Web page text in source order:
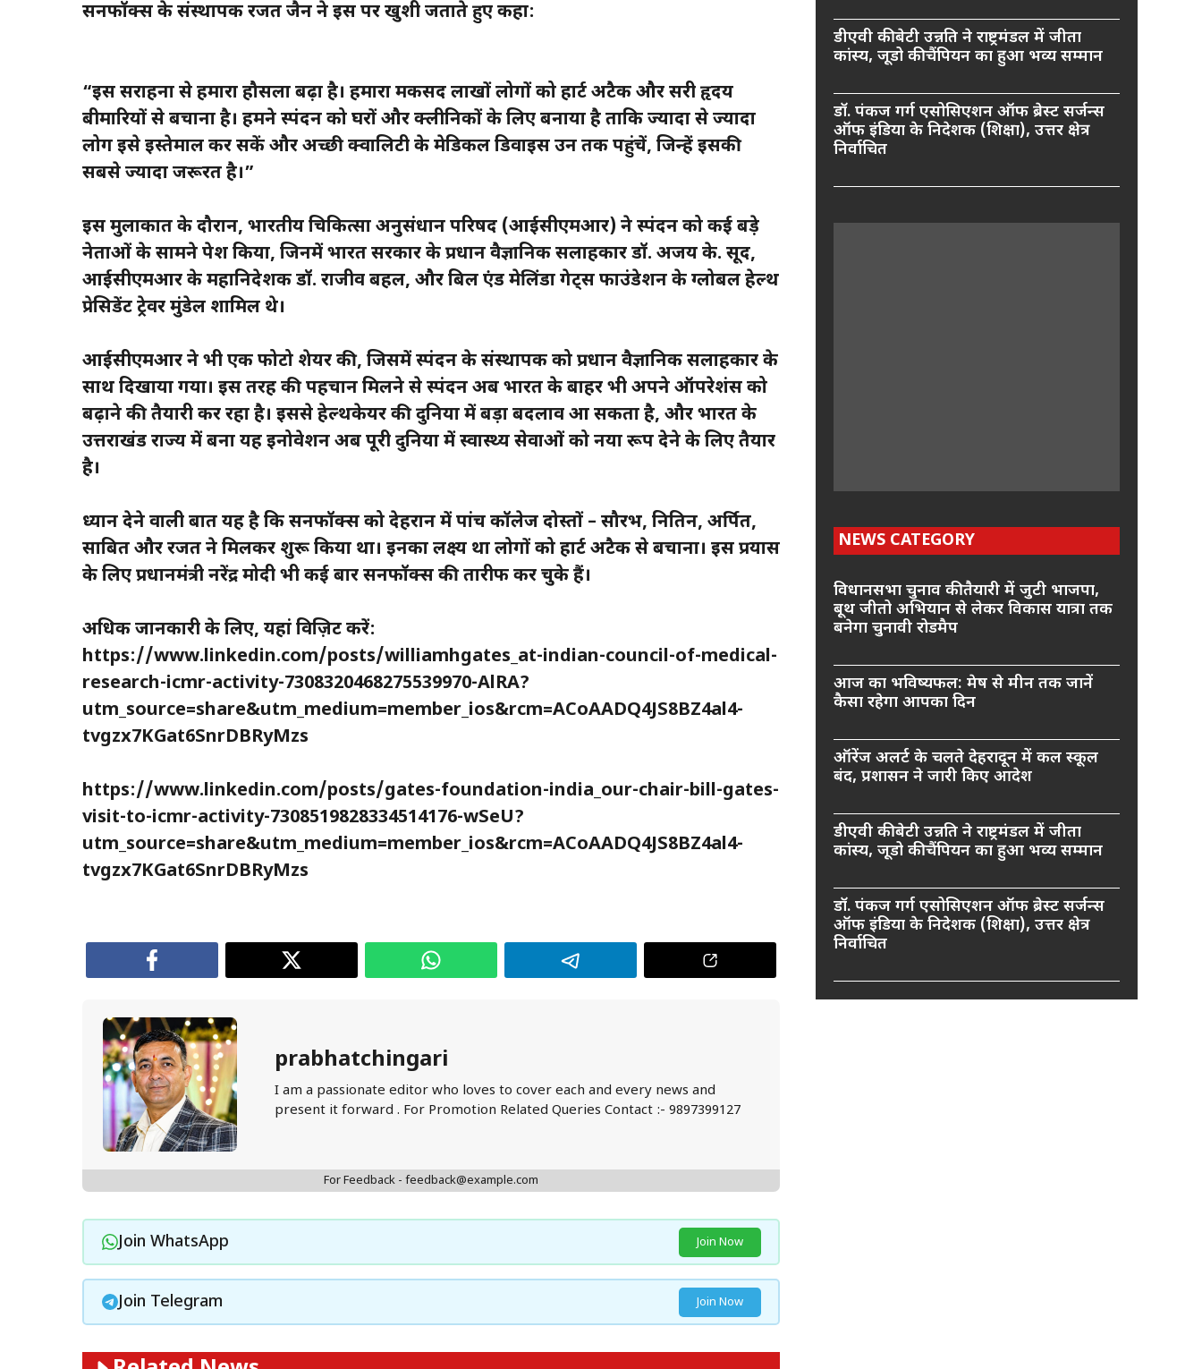
सनफॉक्स के संस्थापक रजत जैन ने इस पर खुशी जताते हुए कहा:
“इस सराहना से हमारा हौसला बढ़ा है। हमारा मकसद लाखों लोगों को हार्ट अटैक और दूसरी हृदय
बीमारियों से बचाना है। हमने स्पंदन को घरों और क्लीनिकों के लिए बनाया है ताकि ज्यादा से ज्यादा
लोग इसे इस्तेमाल कर सकें और अच्छी क्वालिटी के मेडिकल डिवाइस उन तक पहुंचें, जिन्हें इसकी
सबसे ज्यादा जरूरत है।”
इस मुलाकात के दौरान, भारतीय चिकित्सा अनुसंधान परिषद (आईसीएमआर) ने स्पंदन को कई बड़े
नेताओं के सामने पेश किया, जिनमें भारत सरकार के प्रधान वैज्ञानिक सलाहकार डॉ. अजय के. सूद,
आईसीएमआर के महानिदेशक डॉ. राजीव बहल, और बिल एंड मेलिंडा गेट्स फाउंडेशन के ग्लोबल हेल्थ
प्रेसिडेंट ट्रेवर मुंडेल शामिल थे।
आईसीएमआर ने भी एक फोटो शेयर की, जिसमें स्पंदन के संस्थापक को प्रधान वैज्ञानिक सलाहकार के
साथ दिखाया गया। इस तरह की पहचान मिलने से स्पंदन अब भारत के बाहर भी अपने ऑपरेशंस को
बढ़ाने की तैयारी कर रहा है। इससे हेल्थकेयर की दुनिया में बड़ा बदलाव आ सकता है, और भारत के
उत्तराखंड राज्य में बना यह इनोवेशन अब पूरी दुनिया में स्वास्थ्य सेवाओं को नया रूप देने के लिए तैयार
है।
ध्यान देने वाली बात यह है कि सनफॉक्स को देहरादून में पांच कॉलेज दोस्तों – सौरभ, नितिन, अर्पित,
साबित और रजत ने मिलकर शुरू किया था। इनका लक्ष्य था लोगों को हार्ट अटैक से बचाना। इस प्रयास
के लिए प्रधानमंत्री नरेंद्र मोदी भी कई बार सनफॉक्स की तारीफ कर चुके हैं।
अधिक जानकारी के लिए, यहां विज़िट करें:
https://www.linkedin.com/posts/williamhgates_at-indian-council-of-medical-
research-icmr-activity-7308320468275539970-AlRA?
utm_source=share&utm_medium=member_ios&rcm=ACoAADQ4JS8BZ4al4-
tvgzx7KGat6SnrDBRyMzs
https://www.linkedin.com/posts/gates-foundation-india_our-chair-bill-gates-
visit-to-icmr-activity-7308519828334514176-wSeU?
utm_source=share&utm_medium=member_ios&rcm=ACoAADQ4JS8BZ4al4-
tvgzx7KGat6SnrDBRyMzs
prabhatchingari
I am a passionate editor who loves to cover each and every news and
present it forward . For Promotion Related Queries Contact :- 9897399127
For Feedback - feedback@example.com
Join WhatsApp Join Now
Join Telegram Join Now
डीएवी की बेटी उन्नति ने राष्ट्रमंडल में जीता
कांस्य, जूडो की चैंपियन का हुआ भव्य सम्मान
डॉ. पंकज गर्ग एसोसिएशन ऑफ ब्रेस्ट सर्जन्स
ऑफ इंडिया के निदेशक (शिक्षा), उत्तर क्षेत्र
निर्वाचित
NEWS CATEGORY
विधानसभा चुनाव की तैयारी में जुटी भाजपा,
बूथ जीतो अभियान से लेकर विकास यात्रा तक
बनेगा चुनावी रोडमैप
आज का भविष्यफल: मेष से मीन तक जानें
कैसा रहेगा आपका दिन
ऑरेंज अलर्ट के चलते देहरादून में कल स्कूल
बंद, प्रशासन ने जारी किए आदेश
डीएवी की बेटी उन्नति ने राष्ट्रमंडल में जीता
कांस्य, जूडो की चैंपियन का हुआ भव्य सम्मान
डॉ. पंकज गर्ग एसोसिएशन ऑफ ब्रेस्ट सर्जन्स
ऑफ इंडिया के निदेशक (शिक्षा), उत्तर क्षेत्र
निर्वाचित